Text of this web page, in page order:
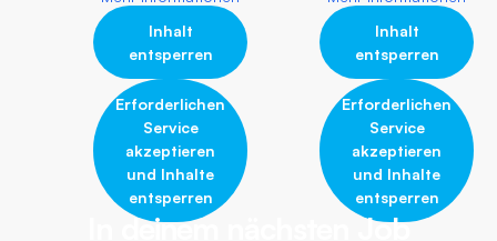
Inhalt
entsperren
Erforderlichen
Service
akzeptieren
und Inhalte
entsperren
Inhalt
entsperren
Erforderlichen
Service
akzeptieren
und Inhalte
entsperren
In deinem nächsten Job